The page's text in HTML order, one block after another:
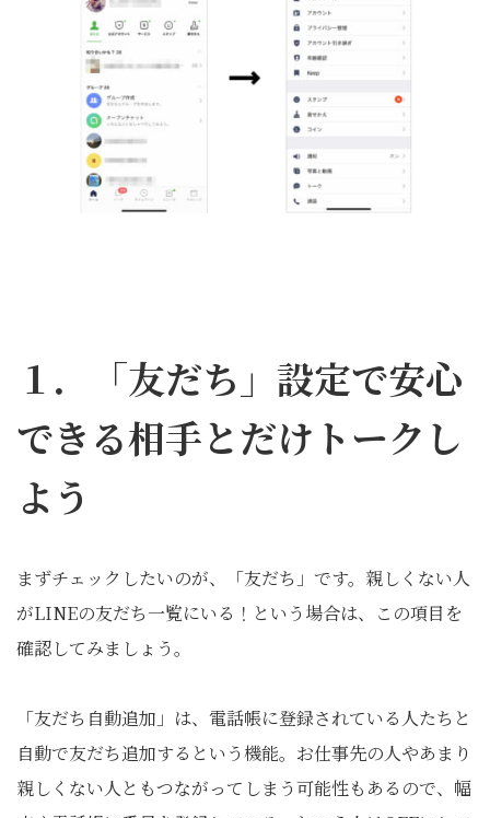
１．「友だち」設定で安心
できる相手とだけトークし
よう
まずチェックしたいのが、「友だち」です。親しくない人
がLINEの友だち一覧にいる！という場合は、この項目を
確認してみましょう。
「友だち自動追加」は、電話帳に登録されている人たちと
自動で友だち追加するという機能。お仕事先の人やあまり
親しくない人ともつながってしまう可能性もあるので、幅